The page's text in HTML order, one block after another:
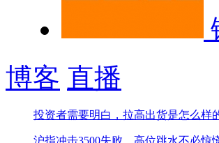
博客 直播
投资者需要明白，拉高出货是怎么样
沪指冲击3500失败，高位跳水不必惊